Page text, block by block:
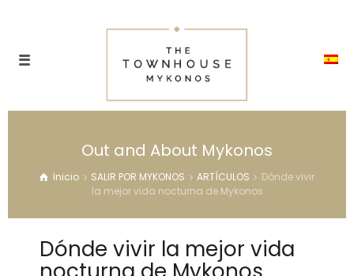
Out and About Mykonos
Inicio SALIR POR MYKONOS ARTÍCULOS
Dónde vivir
la mejor vida nocturna de Mykonos
Dónde vivir la mejor vida